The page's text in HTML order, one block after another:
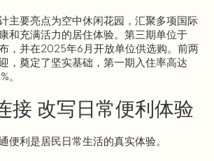
主要亮点为空中休闲花园，汇聚多项国际
和充满活力的居住体验。第三期单位于
，并在2025年6月开放单位供选购。前两
，奠定了坚实基础，第一期入住率高达
。
接 改写日常便利体验
便利是居民日常生活的真实体验。